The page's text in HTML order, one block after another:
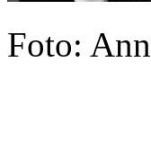
Foto: